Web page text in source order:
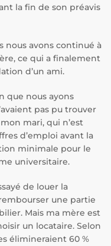
la fin de son préavis
nous avons continué à
ce qui a finalement
d’un ami.
que nous ayons
pas pu trouver
mari, qui n’est
d’emploi avant la
minimale pour le
universitaire.
de louer la
une partie
Mais ma mère est
un locataire. Selon
élimineraient 60 %